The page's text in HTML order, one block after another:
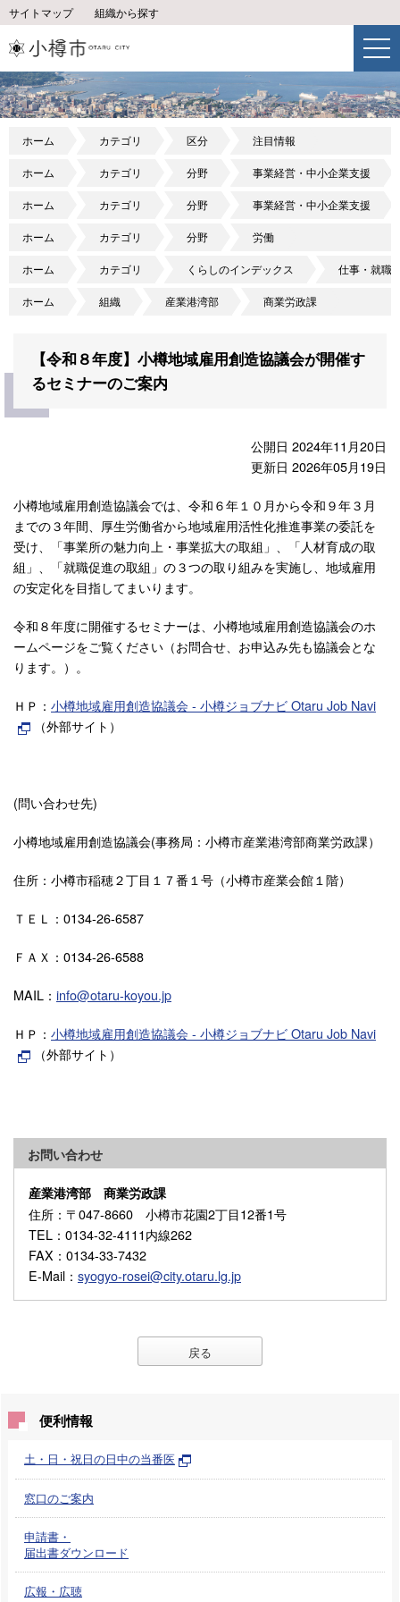
サイトマップ 組織から探す
ホーム カテゴリ 区分 注目情報
ホーム カテゴリ 分野 事業経営・中小企業支援
ホーム カテゴリ 分野 事業経営・中小企業支援
ホーム カテゴリ 分野 労働
ホーム カテゴリ くらしのインデックス 仕事・就職
ホーム 組織 産業港湾部 商業労政課
【令和８年度】小樽地域雇用創造協議会が開催す
るセミナーのご案内
公開日 2024年11月20日
更新日 2026年05月19日
小樽地域雇用創造協議会では、令和６年１０月から令和９年３月
までの３年間、厚生労働省から地域雇用活性化推進事業の委託を
受け、「事業所の魅力向上・事業拡大の取組」、「人材育成の取
組」、「就職促進の取組」の３つの取り組みを実施し、地域雇用
の安定化を目指してまいります。
令和８年度に開催するセミナーは、小樽地域雇用創造協議会のホ
ームページをご覧ください（お問合せ、お申込み先も協議会とな
ります。）。
ＨＰ： 小樽地域雇用創造協議会 - 小樽ジョブナビ Otaru Job Navi
（外部サイト）
(問い合わせ先)
小樽地域雇用創造協議会(事務局：小樽市産業港湾部商業労政課）
住所：小樽市稲穂２丁目１７番１号（小樽市産業会館１階）
ＴＥＬ：0134-26-6587
ＦＡＸ：0134-26-6588
MAIL： info@otaru-koyou.jp
ＨＰ： 小樽地域雇用創造協議会 - 小樽ジョブナビ Otaru Job Navi
（外部サイト）
お問い合わせ
産業港湾部 商業労政課
住所 ：〒047-8660 小樽市花園2丁目12番1号
TEL ：0134-32-4111内線262
FAX ：0134-33-7432
E-Mail ： syogyo-rosei@city.otaru.lg.jp
戻る
便利情報
土・日・祝日の日中の当番医
窓口のご案内
申請書・
届出書ダウンロード
広報・広聴